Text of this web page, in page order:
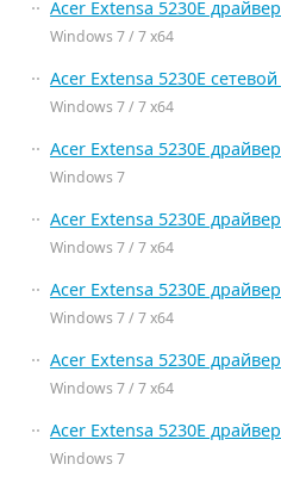
Acer Extensa 5230E
Windows 7 / 7 x64
Acer Extensa 5230E
Windows 7 / 7 x64
Acer Extensa 5230E
Windows 7
Acer Extensa 5230E
Windows 7 / 7 x64
Acer Extensa 5230E
Windows 7 / 7 x64
Acer Extensa 5230E
Windows 7 / 7 x64
Acer Extensa 5230E
Windows 7